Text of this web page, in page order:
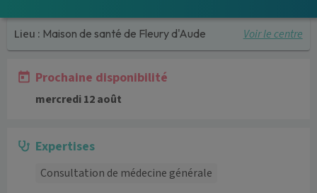
Lieu : Maison de santé de Fleury d'Aude Voir le centre
Prochaine disponibilité
mercredi 12 août
Expertises
Consultation de médecine générale